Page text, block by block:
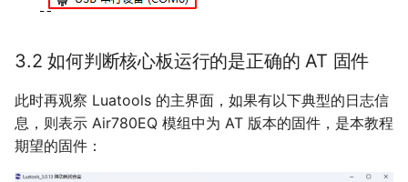
3.2 如何判断核心板运行的是正确的 AT 固件
此时再观察 Luatools 的主界面，如果有以下典型的日志信
息，则表示 Air780EQ 模组中为 AT 版本的固件，是本教程
期望的固件：